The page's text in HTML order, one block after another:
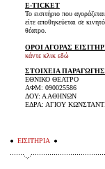
E-TICKET
Το εισιτήριο που
είτε αποθηκεύεται σε
θέατρο.
ΟΡΟΙ ΑΓΟΡΑΣ
κάντε κλικ εδώ
ΣΤΟΙΧΕΙΑ ΠΑΡΑΓΩΓΗΣ
ΕΘΝΙΚΟ ΘΕΑΤΡΟ
ΑΦΜ: 090025586
ΔΟΥ: Α ΑΘΗΝΩΝ
ΕΔΡΑ: ΑΓΙΟΥ
ΕΙΣΙΤΗΡΙΑ